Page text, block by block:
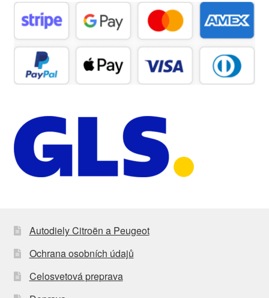
Autodiely Citroën a Peugeot
Ochrana osobních údajů
Celosvetová preprava